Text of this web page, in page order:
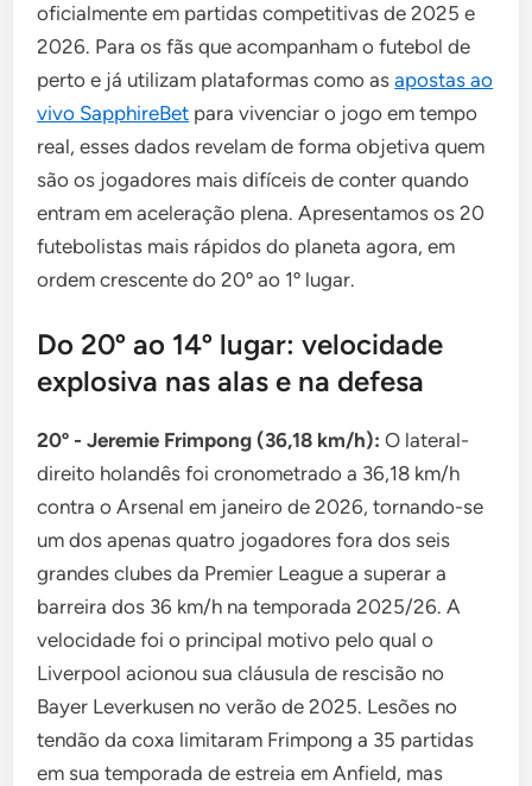
oficialmente em partidas competitivas de 2025 e
2026. Para os fãs que acompanham o futebol de
perto e já utilizam plataformas como asapostas ao
vivo SapphireBet para vivenciar o jogo em tempo
real, esses dados revelam de forma objetiva quem
são os jogadores mais difíceis de conter quando
entram em aceleração plena. Apresentamos os 20
futebolistas mais rápidos do planeta agora, em
ordem crescente do 20º ao 1º lugar.
Do 20º ao 14º lugar: velocidade
explosiva nas alas e na defesa
20º - Jeremie Frimpong (36,18 km/h): O lateral-
direito holandês foi cronometrado a 36,18 km/h
contra o Arsenal em janeiro de 2026, tornando-se
um dos apenas quatro jogadores fora dos seis
grandes clubes da Premier League a superar a
barreira dos 36 km/h na temporada 2025/26. A
velocidade foi o principal motivo pelo qual o
Liverpool acionou sua cláusula de rescisão no
Bayer Leverkusen no verão de 2025. Lesões no
tendão da coxa limitaram Frimpong a 35 partidas
em sua temporada de estreia em Anfield, mas